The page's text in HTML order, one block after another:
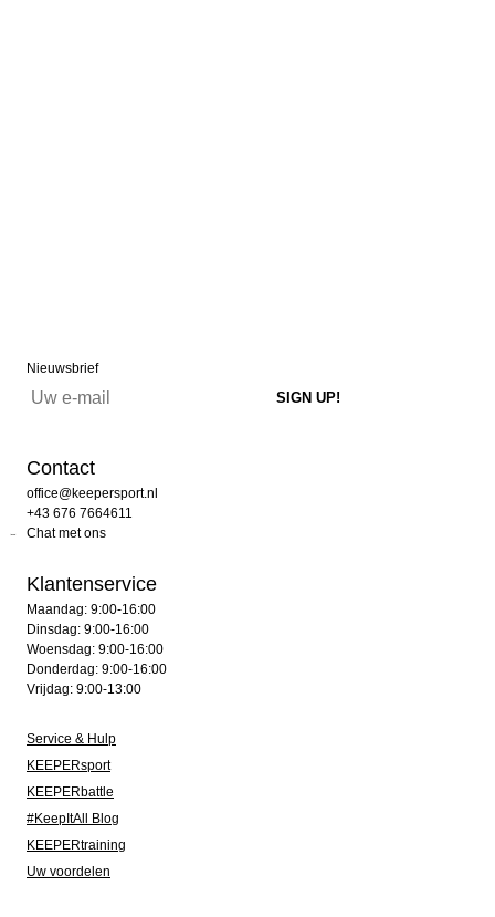
Nieuwsbrief
Contact
office@keepersport.nl
+43 676 7664611
Chat met ons
Klantenservice
Maandag: 9:00-16:00
Dinsdag: 9:00-16:00
Woensdag: 9:00-16:00
Donderdag: 9:00-16:00
Vrijdag: 9:00-13:00
Service & Hulp
KEEPERsport
KEEPERbattle
#KeepItAll Blog
KEEPERtraining
Uw voordelen